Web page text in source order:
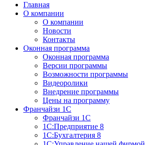
Главная
О компании
О компании
Новости
Контакты
Оконная программа
Оконная программа
Версии программы
Возможности программы
Видеоролики
Внедрение программы
Цены на программу
Франчайзи 1С
Франчайзи 1С
1C:Предприятие 8
1C:Бухгалтерия 8